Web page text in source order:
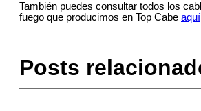
También puedes consultar todos los
fuego que producimos en Top Cabe aquí
Posts